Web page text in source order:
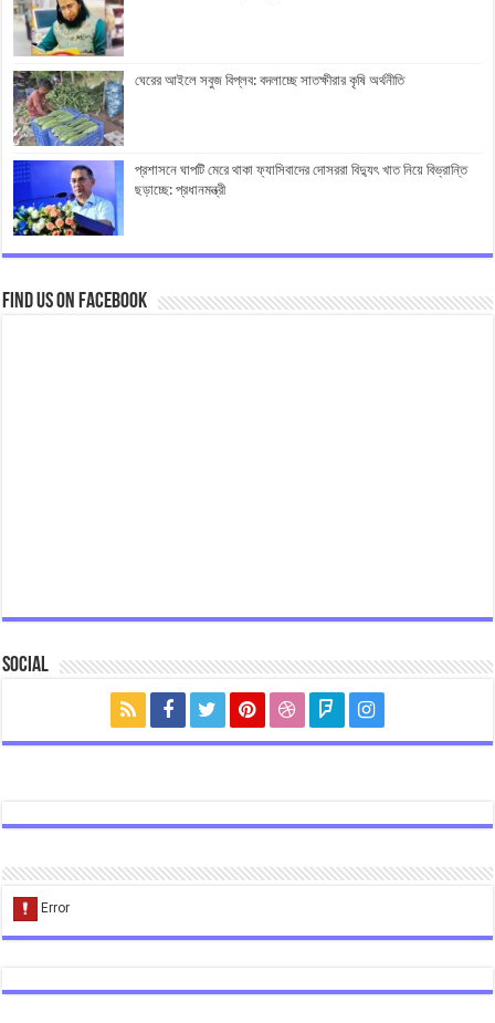
ঘেরের আইলে সবুজ বিপ্লব: বদলাচ্ছে সাতক্ষীরার কৃষি অর্থনীতি
প্রশাসনে ঘাপটি মেরে থাকা ফ্যাসিবাদের দোসররা বিদ্যুৎ খাত নিয়ে বিভ্রান্তি
ছড়াচ্ছে: প্রধানমন্ত্রী
Find us on Facebook
Social